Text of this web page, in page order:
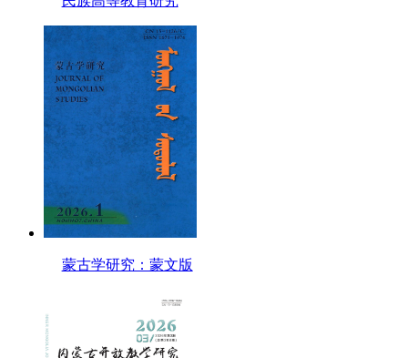
蒙古学研究：蒙文版